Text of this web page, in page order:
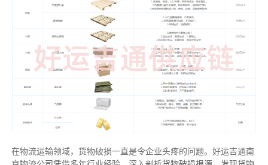
在物流运输领域，货物破损一直是令企业头疼的问题。好运吉通南